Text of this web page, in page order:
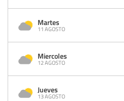
Martes
11 AGOSTO
Miercoles
12 AGOSTO
Jueves
13 AGOSTO